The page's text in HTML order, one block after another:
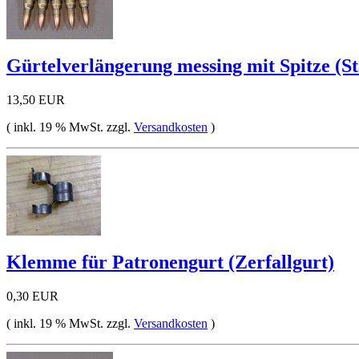
Gürtelverlängerung messing mit Spitze
13,50 EUR
( inkl. 19 % MwSt. zzgl. Versandkosten )
Klemme für Patronengurt (Zerfallgurt)
0,30 EUR
( inkl. 19 % MwSt. zzgl. Versandkosten )